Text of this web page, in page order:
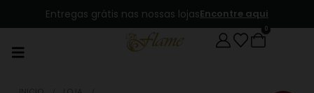
Entregas grátis nas nossas lojasEncontre aqui
0